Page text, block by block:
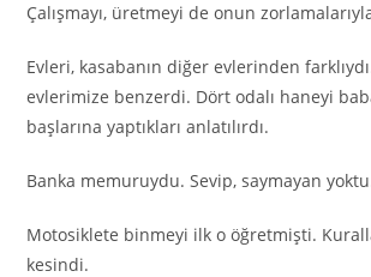
Çalışmayı, üretmeyi de onun
Evleri, kasabanın diğer evlerinden
evlerimize benzerdi. Dört odalı haneyi
başlarına yaptıkları anlatılırdı.
Banka memuruydu. Sevip, saymayan
Motosiklete binmeyi ilk o öğretmişti.
kesindi.